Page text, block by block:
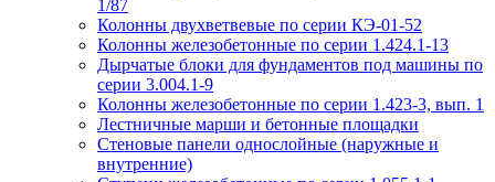
1/87
Колонны двухветвевые по серии КЭ-01-52
Колонны железобетонные по серии 1.424.1-13
Дырчатые блоки для фундаментов под машины по
серии 3.004.1-9
Колонны железобетонные по серии 1.423-3, вып. 1
Лестничные марши и бетонные площадки
Стеновые панели однослойные (наружные и
внутренние)